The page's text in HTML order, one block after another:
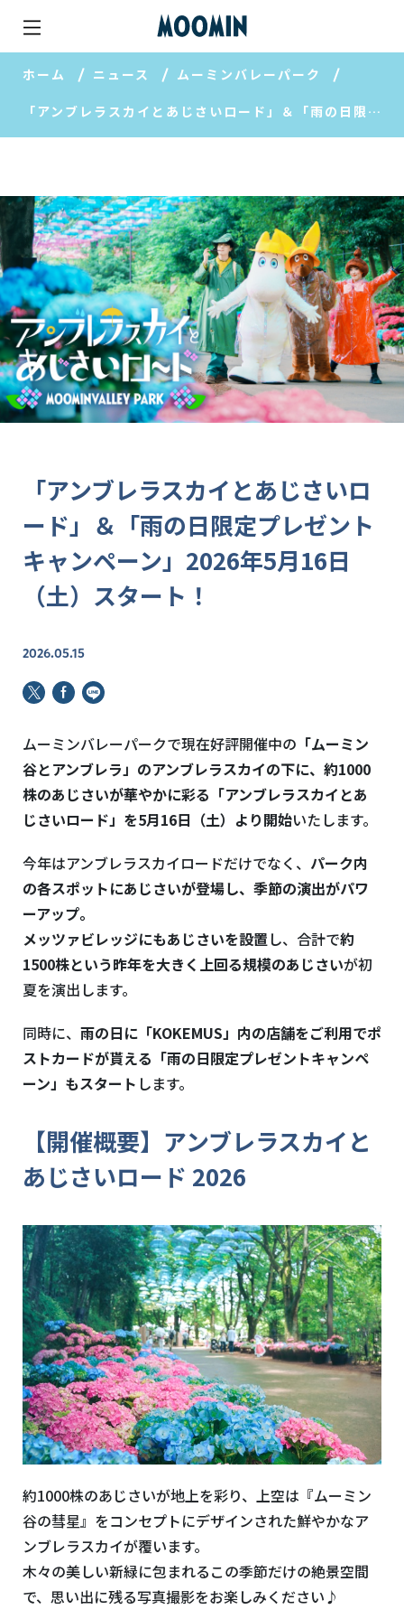
ホーム ニュース ムーミンバレーパーク
「アンブレラスカイとあじさいロード」＆「雨の日限定プレゼントキャンペーン」2026年5月16日（土）スタート！
「アンブレラスカイとあじさいロ
ード」＆「雨の日限定プレゼント
キャンペーン」2026年5月16日
（土）スタート！
2026.05.15
ムーミンバレーパークで現在好評開催中の 「ムーミン
谷とアンブレラ」のアンブレラスカイの下に、約1000
株のあじさいが華やかに彩る「アンブレラスカイとあ
じさいロード」を5月16日（土）より開始いたします。
今年はアンブレラスカイロードだけでなく、 パーク内
の各スポットにあじさいが登場し、季節の演出がパワ
ーアップ。
メッツァビレッジにもあじさいを設置し、合計で約
1500株という昨年を大きく上回る規模のあじさいが初
夏を演出します。
同時に、 雨の日に「KOKEMUS」内の店舗をご利用でポ
ストカードが貰える「雨の日限定プレゼントキャンペ
ーン」もスタート します。
【開催概要】アンブレラスカイと
あじさいロード 2026
約1000株のあじさいが地上を彩り、上空は『ムーミン
谷の彗星』をコンセプトにデザインされた鮮やかなア
ンブレラスカイが覆います。
木々の美しい新緑に包まれるこの季節だけの絶景空間
で、思い出に残る写真撮影をお楽しみください♪